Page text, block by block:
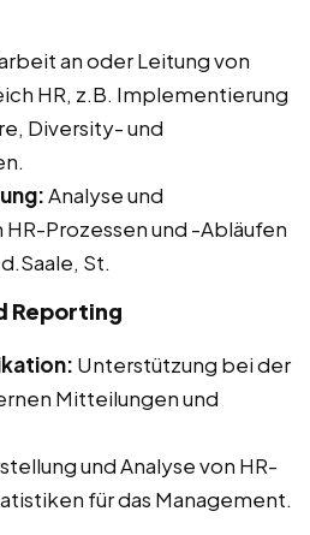
an oder Leitung von
HR, z.B. Implementierung
Diversity- und
Analyse und
Prozessen und -Abläufen
St.
Reporting
Unterstützung bei der
Mitteilungen und
und Analyse von HR-
für das Management.